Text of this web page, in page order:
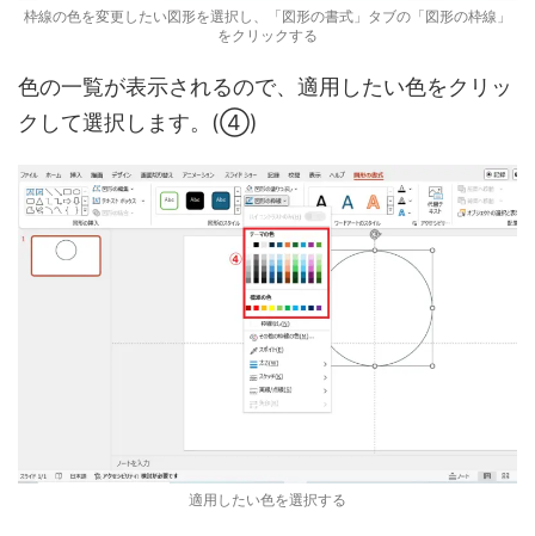
枠線の色を変更したい図形を選択し、「図形の書式」タブの「図形の枠線」
をクリックする
色の一覧が表示されるので、適用したい色をクリッ
クして選択します。(④)
適用したい色を選択する